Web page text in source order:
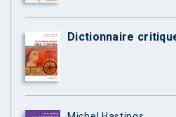
Dictionnaire